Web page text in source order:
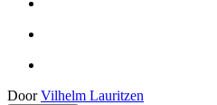
DoorVilhelm Lauritzen